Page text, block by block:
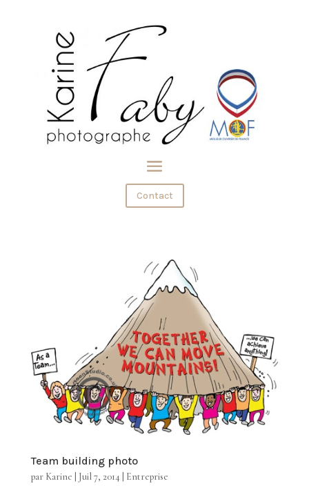
Contact
Team building photo
par Karine Juil 7, 2014 Entreprise